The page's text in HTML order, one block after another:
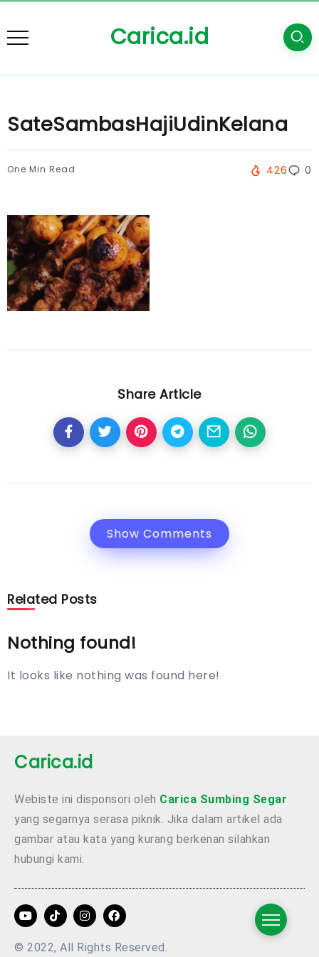
Carica.id
SateSambasHajiUdinKelana
One Min Read 426 0
Share Article
Show Comments
Related Posts
Nothing found!
It looks like nothing was found here!
Carica.id
Webiste ini disponsori oleh Carica Sumbing Segar
yang segarnya serasa piknik. Jika dalam artikel ada
gambar atau kata yang kurang berkenan silahkan
hubungi kami.
© 2022, All Rights Reserved.